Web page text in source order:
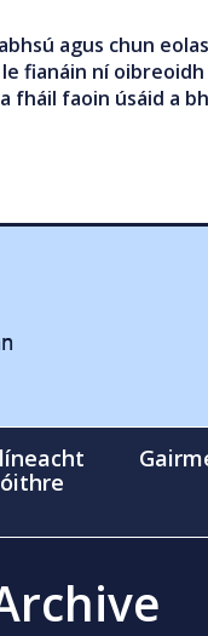
agus chun
fianáin ní
fháil faoin úsáid a